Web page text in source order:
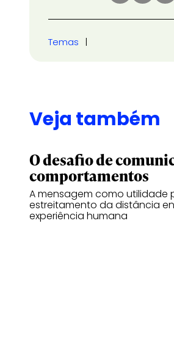
Temas
Veja também
O desafio de
comportamentos
A mensagem como utilidade
estreitamento da distância
experiência humana